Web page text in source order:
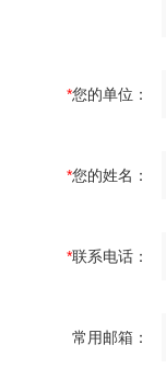
*您的单位：
*您的姓名：
*联系电话：
常用邮箱：